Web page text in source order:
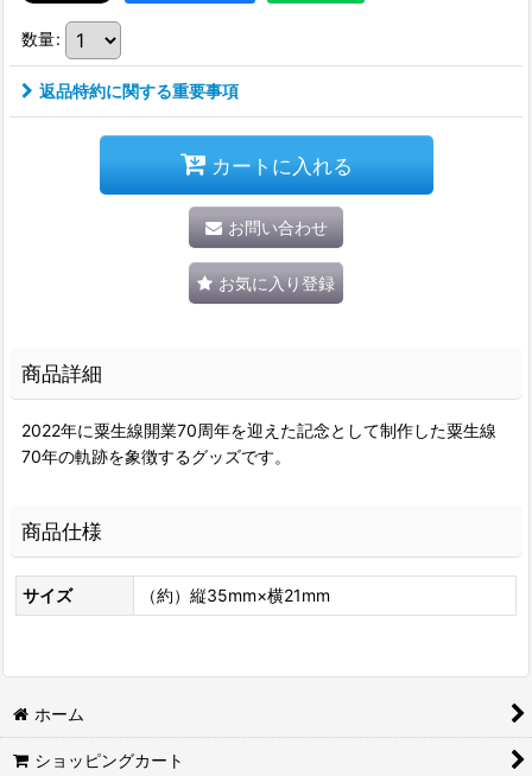
数量:
返品特約に関する重要事項
カートに入れる
お問い合わせ
お気に入り登録
商品詳細
2022年に粟生線開業70周年を迎えた記念として制作した粟生線
70年の軌跡を象徴するグッズです。
商品仕様
サイズ （約）縦35mm×横21mm
ホーム
ショッピングカート